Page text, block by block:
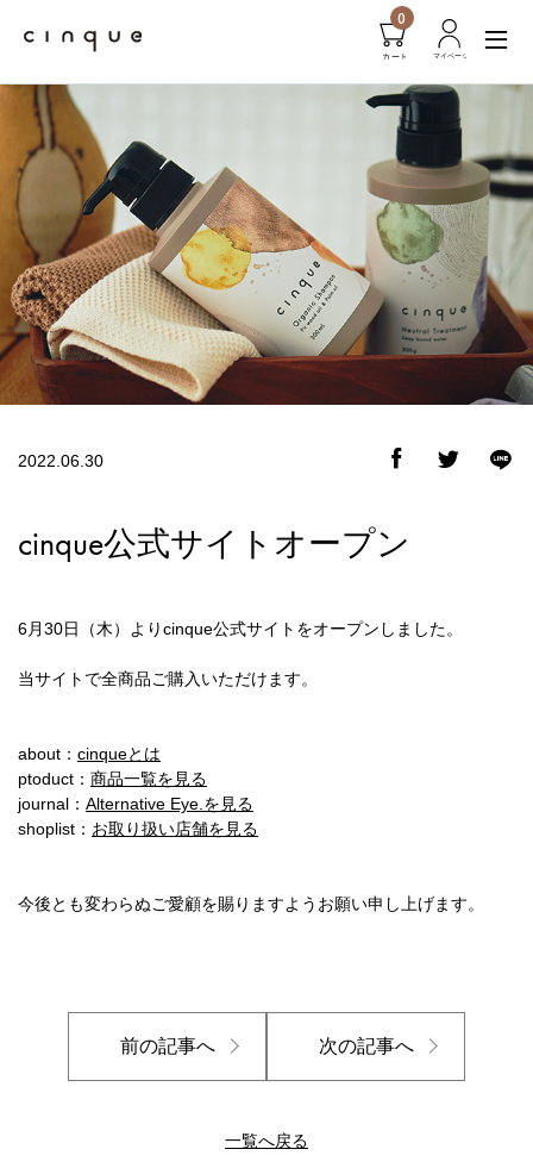
0
2022.06.30
cinque公式サイトオープン
6月30日（木）よりcinque公式サイトをオープンしました。
当サイトで全商品ご購入いただけます。
about： cinqueとは
ptoduct： 商品一覧を見る
journal： Alternative Eye.を見る
shoplist： お取り扱い店舗を見る
今後とも変わらぬご愛顧を賜りますようお願い申し上げます。
前の記事へ
一覧へ戻る
次の記事へ